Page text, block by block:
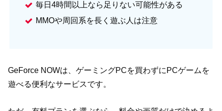
毎日4時間以上なら足りない可能性がある
MMOや周回系を長く遊ぶ人は注意
GeForce NOWは、ゲーミングPCを買わずにPCゲームを
遊べる便利なサービスです。